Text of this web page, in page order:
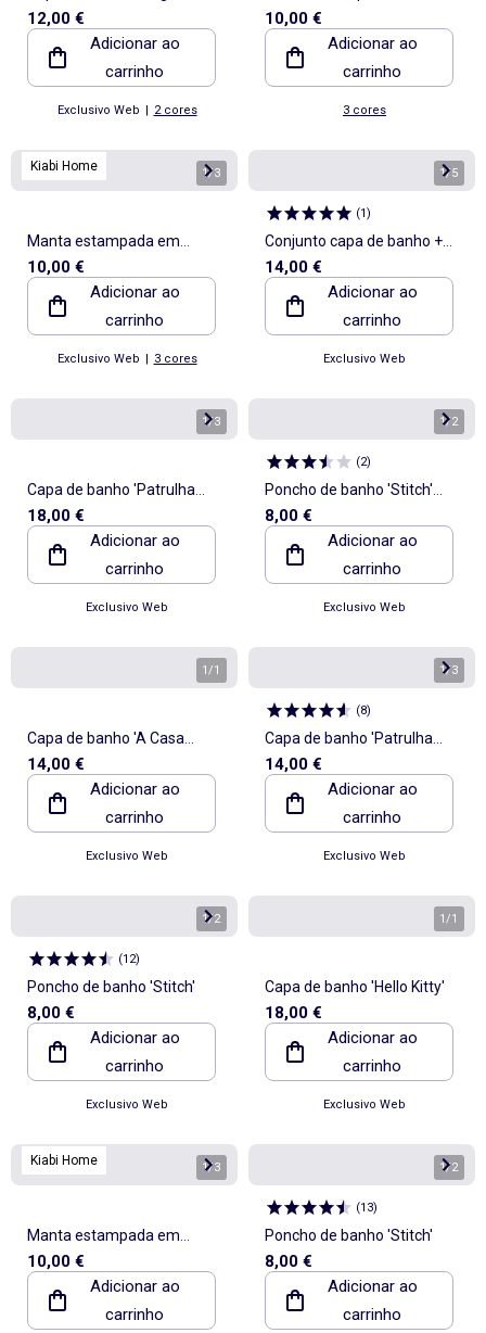
algodão
12,00 €
Adicionar ao
carrinho
Exclusivo Web | 2 cores
algodão jersey e polar
10,00 €
Adicionar ao
carrinho
3 cores
Kiabi Home 1/3
Manta estampada em
algodão jersey e polar
10,00 €
Adicionar ao
carrinho
Exclusivo Web | 3 cores
1/5
(1)
Conjunto capa de banho +
luvas - 2 peças
14,00 €
Adicionar ao
carrinho
Exclusivo Web
1/3
Capa de banho 'Patrulha
Pata'
18,00 €
Adicionar ao
carrinho
Exclusivo Web
1/2
(2)
Poncho de banho 'Stitch'
'Disney' 'Pixar'
8,00 €
Adicionar ao
carrinho
Exclusivo Web
1 /1
Capa de banho 'A Casa
Mágica da Gaby'
14,00 €
Adicionar ao
carrinho
Exclusivo Web
1/3
(8)
Capa de banho 'Patrulha
Pata'
14,00 €
Adicionar ao
carrinho
Exclusivo Web
1/2
(12)
Poncho de banho 'Stitch'
8,00 €
Adicionar ao
carrinho
Exclusivo Web
1 /1
Capa de banho 'Hello Kitty'
18,00 €
Adicionar ao
carrinho
Exclusivo Web
Kiabi Home 1/3
Manta estampada em
algodão jersey e polar
10,00 €
Adicionar ao
carrinho
1/2
(13)
Poncho de banho 'Stitch'
8,00 €
Adicionar ao
carrinho